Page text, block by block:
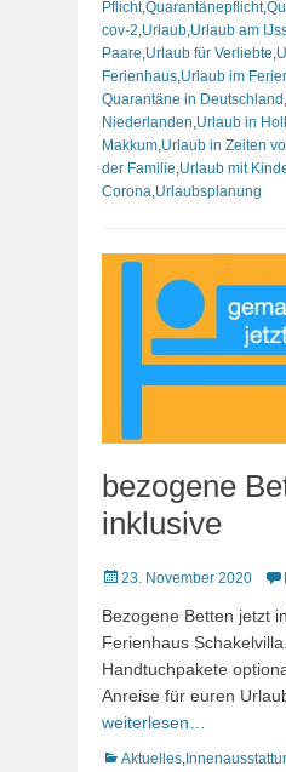
Pflicht,Quarantänepflicht,
cov-2 Urlaub Urlaub am
Paare Urlaub für Verliebte
Ferienhaus Urlaub im
Quarantäne in Deutschland
Niederlanden Urlaub in
Makkum Urlaub in Zeiten
der Familie Urlaub mit
Corona Urlaubsplanung
bezogene
inklusive
Veröffentlicht
23. November 2020
Bezogene Betten jetzt
Ferienhaus
Handtuchpakete
Anreise für euren
weiterlesen…
Kategorien
Aktuelles,